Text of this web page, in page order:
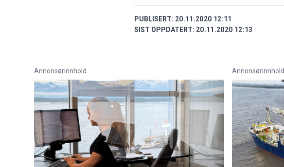
PUBLISERT: 20.11.2020 12:11
SIST OPPDATERT: 20.11.2020 12:13
Annonsørinnhold Annonsørinnhold